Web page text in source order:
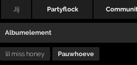
Jij Partyflock
Albumelement
lil miss honey : Pauwhoeve